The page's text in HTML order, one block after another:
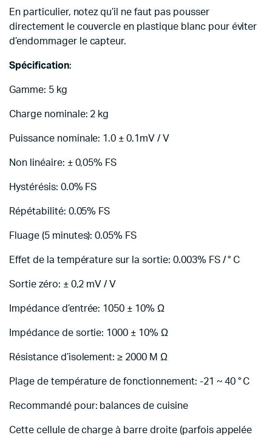
En particulier, notez qu’il ne faut pas pousser
directement le couvercle en plastique blanc pour éviter
d’endommager le capteur.
Spécification:
Gamme: 5 kg
Charge nominale: 2 kg
Puissance nominale: 1.0 ± 0.1mV / V
Non linéaire: ± 0,05% FS
Hystérésis: 0.0% FS
Répétabilité: 0.05% FS
Fluage (5 minutes): 0.05% FS
Effet de la température sur la sortie: 0.003% FS / ° C
Sortie zéro: ± 0,2 mV / V
Impédance d’entrée: 1050 ± 10% Ω
Impédance de sortie: 1000 ± 10% Ω
Résistance d’isolement: ≥ 2000 M Ω
Plage de température de fonctionnement: -21 ~ 40 ° C
Recommandé pour: balances de cuisine
Cette cellule de charge à barre droite (parfois appelée